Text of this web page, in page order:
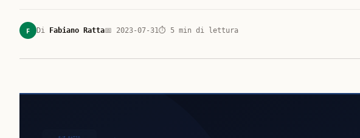
F Di Fabiano Ratta📅 2023-07-31⏱ 5 min di lettura